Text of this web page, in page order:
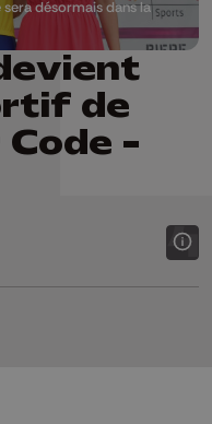
de
-
désormais dans la